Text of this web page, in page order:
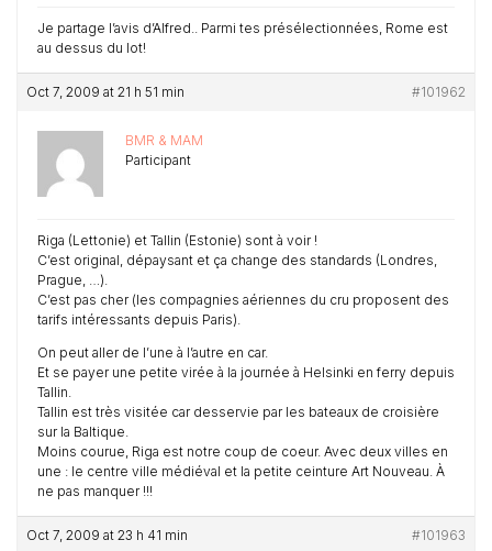
Je partage l’avis d’Alfred.. Parmi tes présélectionnées, Rome est
au dessus du lot!
Oct 7, 2009 at 21 h 51 min #101962
BMR & MAM
Participant
Riga (Lettonie) et Tallin (Estonie) sont à voir !
C’est original, dépaysant et ça change des standards (Londres,
Prague, …).
C’est pas cher (les compagnies aériennes du cru proposent des
tarifs intéressants depuis Paris).
On peut aller de l’une à l’autre en car.
Et se payer une petite virée à la journée à Helsinki en ferry depuis
Tallin.
Tallin est très visitée car desservie par les bateaux de croisière
sur la Baltique.
Moins courue, Riga est notre coup de coeur. Avec deux villes en
une : le centre ville médiéval et la petite ceinture Art Nouveau. À
ne pas manquer !!!
Oct 7, 2009 at 23 h 41 min #101963